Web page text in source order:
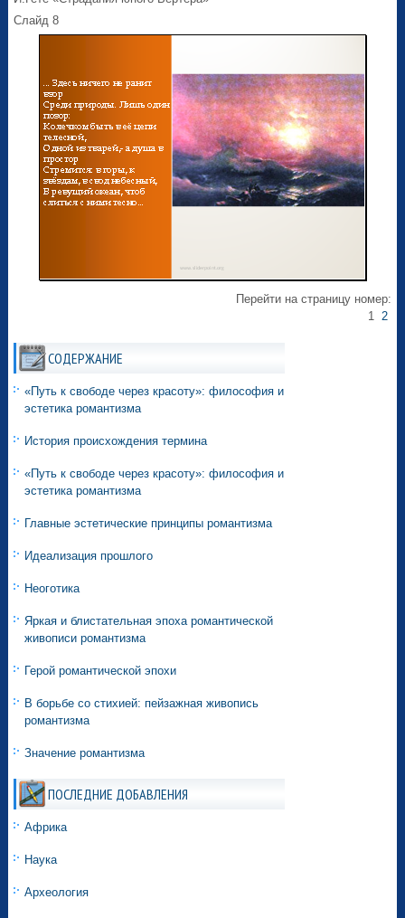
Слайд 8
Перейти на страницу номер:
1 2
СОДЕРЖАНИЕ
«Путь к свободе через красоту»: философия и
эстетика романтизма
История происхождения термина
«Путь к свободе через красоту»: философия и
эстетика романтизма
Главные эстетические принципы романтизма
Идеализация прошлого
Неоготика
Яркая и блистательная эпоха романтической
живописи романтизма
Герой романтической эпохи
В борьбе со стихией: пейзажная живопись
романтизма
Значение романтизма
ПОСЛЕДНИЕ ДОБАВЛЕНИЯ
Африка
Наука
Археология